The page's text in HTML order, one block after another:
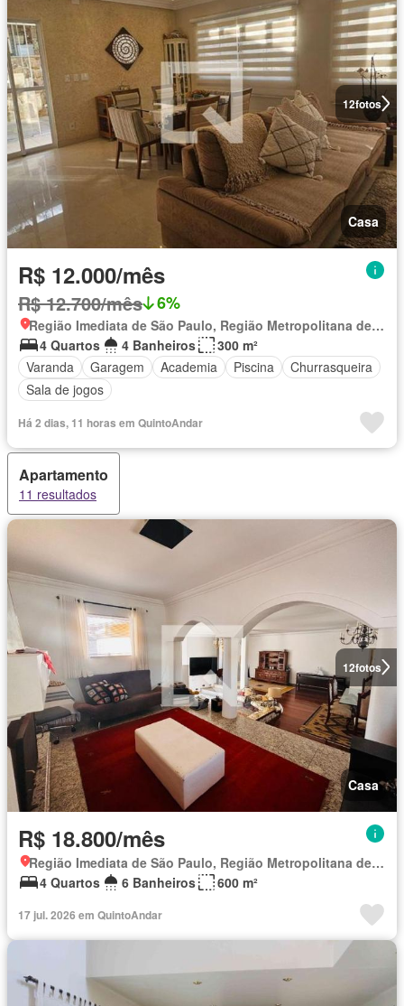
12fotos
Casa
R$ 12.000/mês
R$ 12.700/mês 6%
Região Imediata de São Paulo, Região Metropolitana de São Paulo
4 Quartos
4 Banheiros
300 m²
Varanda
Garagem Academia Piscina
Churrasqueira
Sala de jogos
Há 2 dias, 11 horas em QuintoAndar
Apartamento
11 resultados
12fotos
Casa
R$ 18.800/mês
Região Imediata de São Paulo, Região Metropolitana de São Paulo
4 Quartos
6 Banheiros 600 m²
17 jul. 2026 em QuintoAndar